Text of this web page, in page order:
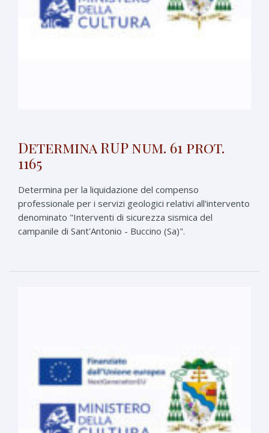
Determina RUP num. 61 prot.
1165
Determina per la liquidazione del compenso
professionale per i servizi geologici relativi all'intervento
denominato "Interventi di sicurezza sismica del
campanile di Sant'Antonio - Buccino (Sa)".